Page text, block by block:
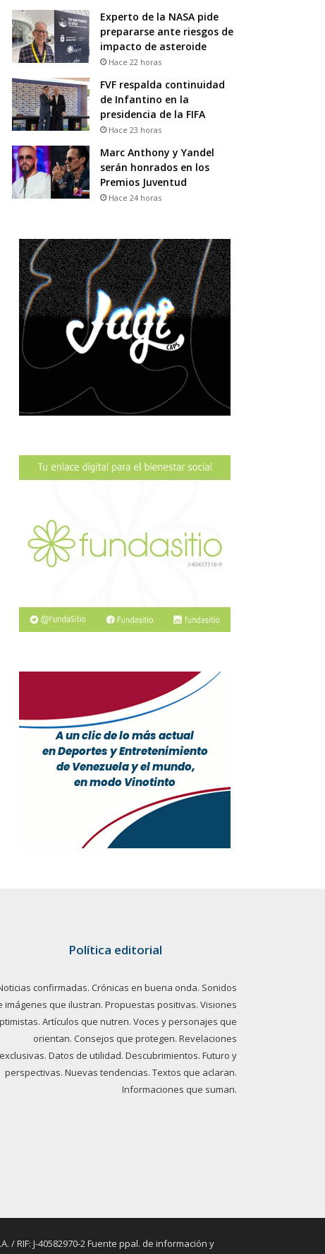
Experto de la NASA pide
prepararse ante riesgos de
impacto de asteroide
Hace 22 horas
FVF respalda continuidad
de Infantino en la
presidencia de la FIFA
Hace 23 horas
Marc Anthony y Yandel
serán honrados en los
Premios Juventud
Hace 24 horas
Política editorial
confirmadas. Crónicas en buena onda. Sonidos
imágenes que ilustran. Propuestas positivas. Visiones
Artículos que nutren. Voces y personajes que
orientan. Consejos que protegen. Revelaciones
exclusivas. Datos de utilidad. Descubrimientos. Futuro y
perspectivas. Nuevas tendencias. Textos que aclaran.
Informaciones que suman.
RIF: J-40582970-2 Fuente ppal. de información y